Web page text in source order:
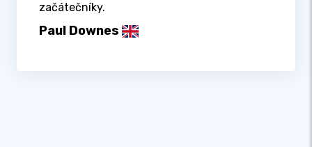
začátečníky.
Paul Downes